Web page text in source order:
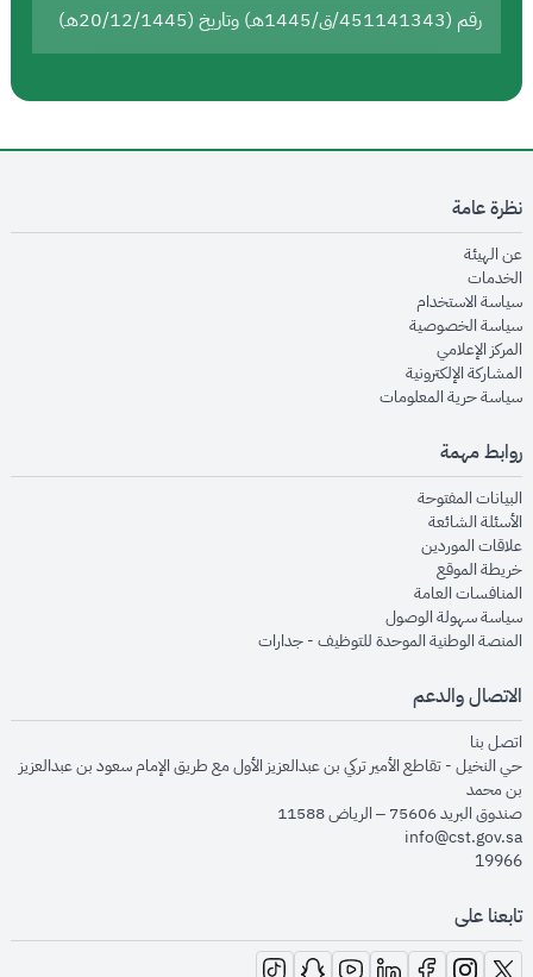
رقم (451141343/ق/1445هـ) وتاريخ (20/12/1445هـ)
نظرة عامة
عن الهيئةopens in new window
الخدماتopens in new window
سياسة الاستخدام
سياسة الخصوصيةopens in new window
المركز الإعلاميopens in new window
المشاركة الإلكترونيةopens in new window
سياسة حرية المعلوماتopens in new window
روابط مهمة
البيانات المفتوحةopens in new window
الأسئلة الشائعةopens in new window
علاقات الموردينopens in new window
خريطة الموقعopens in new window
المنافسات العامةopens in new window
سياسة سهولة الوصولopens in new window
المنصة الوطنية الموحدة للتوظيف - جداراتopens in new window
الاتصال والدعم
اتصل بنا
حي النخيل - تقاطع الأمير تركي بن عبدالعزيز الأول مع طريق الإمام سعود بن عبدالعزيز
بن محمد
صندوق البريد 75606 – الرياض 11588
info@cst.gov.sa
19966
تابعنا على